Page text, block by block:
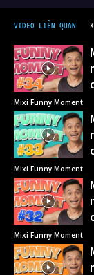
VIDEO LIÊN QUAN
Mixi Funny Moment
Mixi Funny Moment
Mixi Funny Moment